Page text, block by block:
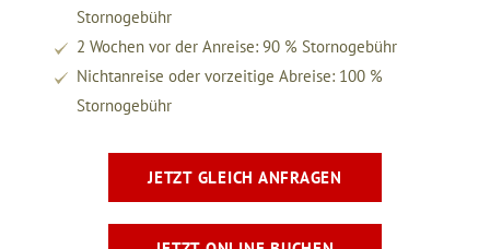
Stornogebühr
2 Wochen vor der Anreise: 90 % Stornogebühr
Nichtanreise oder vorzeitige Abreise: 100 %
Stornogebühr
JETZT GLEICH ANFRAGEN